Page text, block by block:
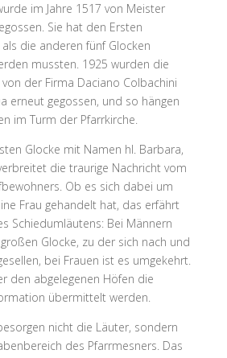
im Jahre 1517 von Meister
Sie hat den Ersten
die anderen fünf Glocken
mussten. 1925 wurden die
der Firma Daciano Colbachini
erneut gegossen, und so hängen
im Turm der Pfarrkirche.
Glocke mit Namen hl. Barbara,
die traurige Nachricht vom
Ob es sich dabei um
Frau gehandelt hat, das erfährt
Schiedumläutens: Bei Männern
Glocke, zu der sich nach und
bei Frauen ist es umgekehrt.
den abgelegenen Höfen die
übermittelt werden.
nicht die Läuter, sondern
des Pfarrmesners. Das